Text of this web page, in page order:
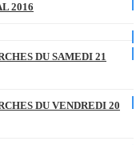
2016
DU SAMEDI 21
DU VENDREDI 20